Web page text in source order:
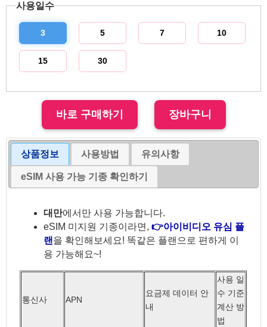
사용일수
3 5 7 10
15 30
상품정보 사용방법 유의사항
eSIM 사용 가능 기종 확인하기
대만에서만 사용 가능합니다.
eSIM 미지원 기종이라면,👉아이비디오 유심 플
랜 을 확인해보세요! 똑같은 플랜으로 편하게 이
용 가능해요~!
통신사 APN
요금제 데이터 안
내
사용 일
수 기준
계산 방
법